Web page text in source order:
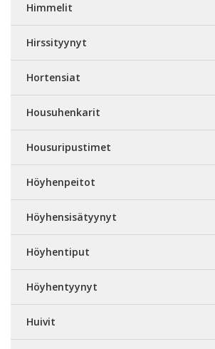
Himmelit
Hirssityynyt
Hortensiat
Housuhenkarit
Housuripustimet
Höyhenpeitot
Höyhensisätyynyt
Höyhentiput
Höyhentyynyt
Huivit